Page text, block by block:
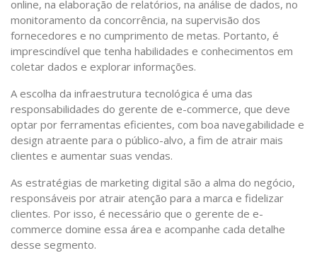
online, na elaboração de relatórios, na análise de dados, no
monitoramento da concorrência, na supervisão dos
fornecedores e no cumprimento de metas. Portanto, é
imprescindível que tenha habilidades e conhecimentos em
coletar dados e explorar informações.
A escolha da infraestrutura tecnológica é uma das
responsabilidades do gerente de e-commerce, que deve
optar por ferramentas eficientes, com boa navegabilidade e
design atraente para o público-alvo, a fim de atrair mais
clientes e aumentar suas vendas.
As estratégias de marketing digital são a alma do negócio,
responsáveis por atrair atenção para a marca e fidelizar
clientes. Por isso, é necessário que o gerente de e-
commerce domine essa área e acompanhe cada detalhe
desse segmento.